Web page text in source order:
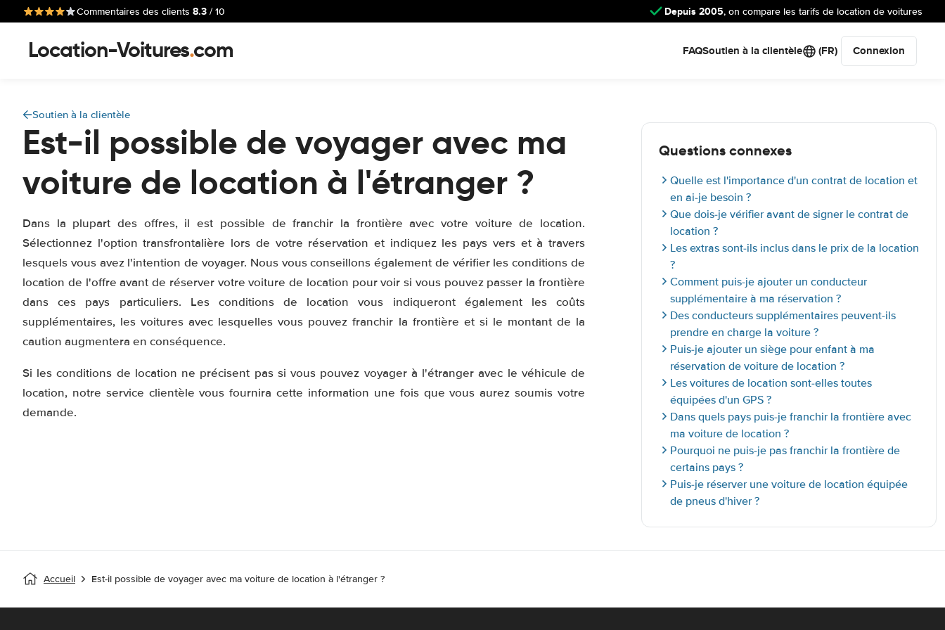
Commentaires des clients 8.3 / 10 Depuis 2005, on compare les tarifs de location de voitures
Location-Voitures.com FAQSoutien à la clientèle (FR) Connexion
Soutien à la clientèle
Est-il possible de voyager avec ma
voiture de location à l'étranger ?
Dans la plupart des offres, il est possible de franchir la frontière avec votre voiture de location.
Sélectionnez l'option transfrontalière lors de votre réservation et indiquez les pays vers et à travers
lesquels vous avez l'intention de voyager. Nous vous conseillons également de vérifier les conditions de
location de l'offre avant de réserver votre voiture de location pour voir si vous pouvez passer la frontière
dans ces pays particuliers. Les conditions de location vous indiqueront également les coûts
supplémentaires, les voitures avec lesquelles vous pouvez franchir la frontière et si le montant de la
caution augmentera en conséquence.
Si les conditions de location ne précisent pas si vous pouvez voyager à l'étranger avec le véhicule de
location, notre service clientèle vous fournira cette information une fois que vous aurez soumis votre
demande.
Questions connexes
Quelle est l'importance d'un contrat de location et
en ai-je besoin ?
Que dois-je vérifier avant de signer le contrat de
location ?
Les extras sont-ils inclus dans le prix de la location
?
Comment puis-je ajouter un conducteur
supplémentaire à ma réservation ?
Des conducteurs supplémentaires peuvent-ils
prendre en charge la voiture ?
Puis-je ajouter un siège pour enfant à ma
réservation de voiture de location ?
Les voitures de location sont-elles toutes
équipées d'un GPS ?
Dans quels pays puis-je franchir la frontière avec
ma voiture de location ?
Pourquoi ne puis-je pas franchir la frontière de
certains pays ?
Puis-je réserver une voiture de location équipée
de pneus d'hiver ?
Accueil Est-il possible de voyager avec ma voiture de location à l'étranger ?